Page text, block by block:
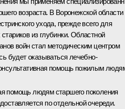
возраста. В Воронежской области
ухода, прежде всего для
из глубинки. Областной
войн стал методическим центром
будет оказываться лечебно-
помощь пожилым
помощь людям старшего поколения
по отдельной очереди.